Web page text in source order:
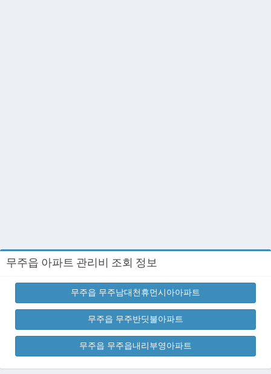
무주읍 아파트 관리비 조회 정보
무주읍 무주남대천휴먼시아아파트
무주읍 무주반딧불아파트
무주읍 무주읍내리부영아파트